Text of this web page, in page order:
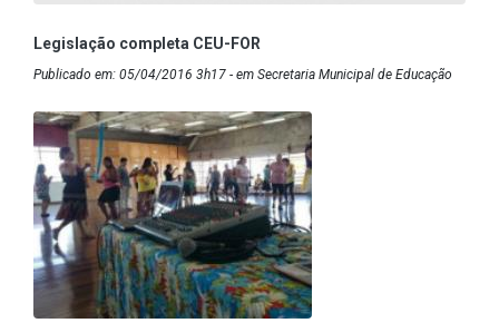
Legislação completa CEU-FOR
Publicado em: 05/04/2016 3h17 - em Secretaria Municipal de Educação